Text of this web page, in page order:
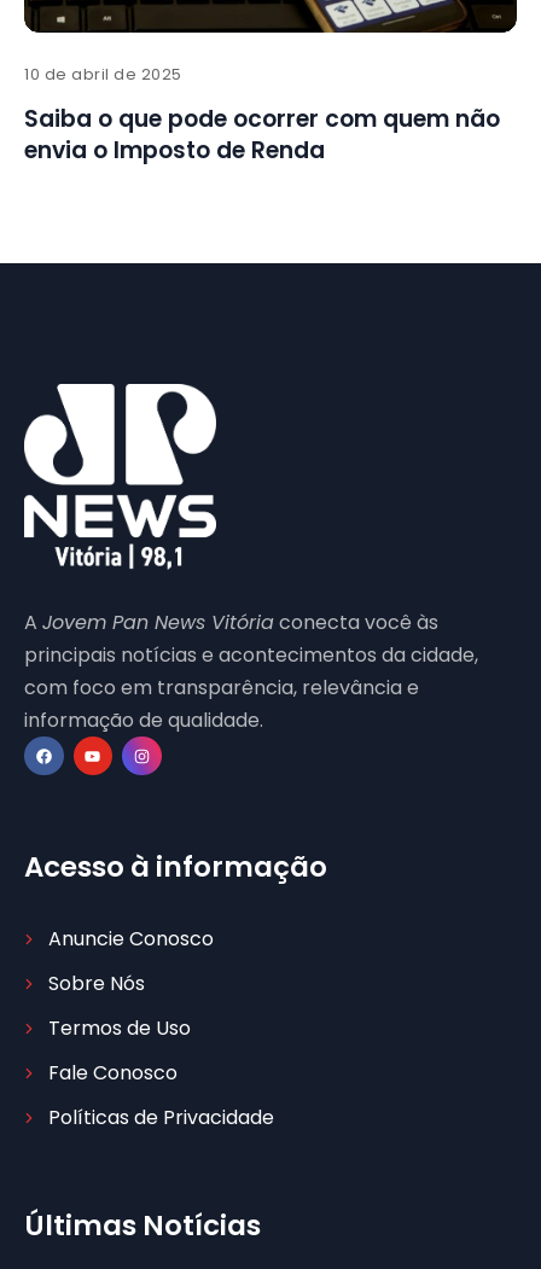
10 de abril de 2025
Saiba o que pode ocorrer com quem não
envia o Imposto de Renda
A Jovem Pan News Vitóriaconecta você às
principais notícias e acontecimentos da cidade,
com foco em transparência, relevância e
informação de qualidade.
Acesso à informação
Anuncie Conosco
Sobre Nós
Termos de Uso
Fale Conosco
Políticas de Privacidade
Últimas Notícias